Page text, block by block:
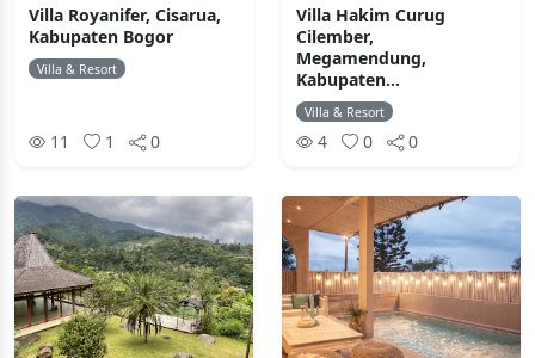
Villa Royanifer, Cisarua,
Kabupaten Bogor
Villa & Resort
11 1 0
Villa Hakim Curug
Cilember,
Megamendung,
Kabupaten...
Villa & Resort
4 0 0